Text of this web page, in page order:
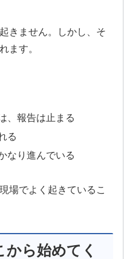
きません。しかし、そ
ます。
、報告は止まる
る
なり進んでいる
場でよく起きているこ
ら始めてく